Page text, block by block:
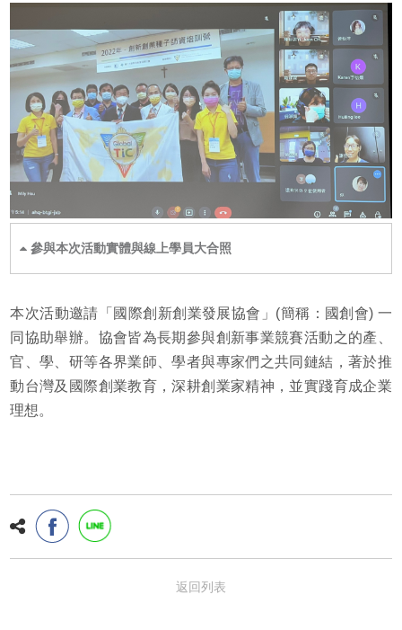
參與本次活動實體與線上學員大合照
本次活動邀請「國際創新創業發展協會」(簡稱：國創會) 一
同協助舉辦。協會皆為長期參與創新事業競賽活動之的產、
官、學、研等各界業師、學者與專家們之共同鏈結，著於推
動台灣及國際創業教育，深耕創業家精神，並實踐育成企業
理想。
返回列表